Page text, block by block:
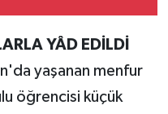
YÂD EDİLDİ
yaşanan menfur
öğrencisi küçük